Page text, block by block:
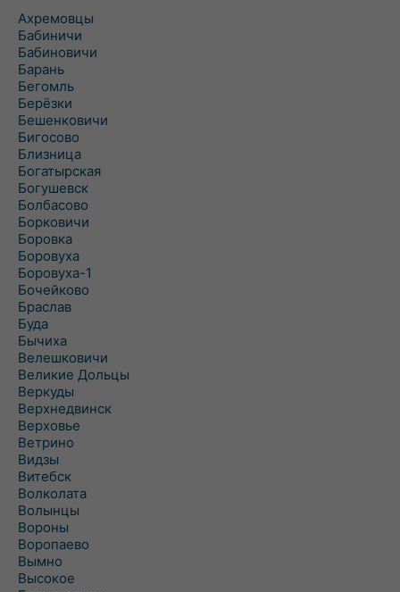
Ахремовцы
Бабиничи
Бабиновичи
Барань
Бегомль
Берёзки
Бешенковичи
Бигосово
Близница
Богатырская
Богушевск
Болбасово
Борковичи
Боровка
Боровуха
Боровуха-1
Бочейково
Браслав
Буда
Бычиха
Велешковичи
Великие Дольцы
Веркуды
Верхнедвинск
Верховье
Ветрино
Видзы
Витебск
Волколата
Волынцы
Вороны
Воропаево
Вымно
Высокое